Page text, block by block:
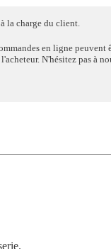
la charge du client.
en ligne peuvent
N'hésitez pas à